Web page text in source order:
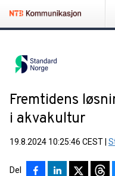
Fremtidens
i akvakultur
19.8.2024 10:25:46 CEST
Del